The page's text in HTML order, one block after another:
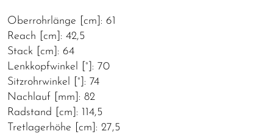
Oberrohrlänge [cm]: 61
Reach [cm]: 42,5
Stack [cm]: 64
Lenkkopfwinkel [°]: 70
Sitzrohrwinkel [°]: 74
Nachlauf [mm]: 82
Radstand [cm]: 114,5
Tretlagerhöhe [cm]: 27,5